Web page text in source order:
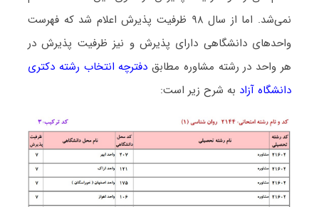
نمی‌شد. اما از سال ۹۸ ظرفیت پذیرش اعلام شد که فهرست
واحدهای دانشگاهی دارای پذیرش و نیز ظرفیت پذیرش در
هر واحد در رشته ﻣﺸﺎوره مطابق دفترچه انتخاب رشته دکتری
دانشگاه آزاد به شرح زیر است: